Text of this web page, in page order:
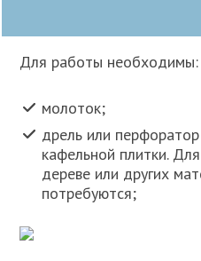
Для работы необходимы:
молоток;
дрель или
кафельной плитки.
дереве или других
потребуются;